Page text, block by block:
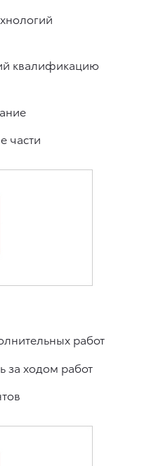
квалификацию
части
работ
за ходом работ